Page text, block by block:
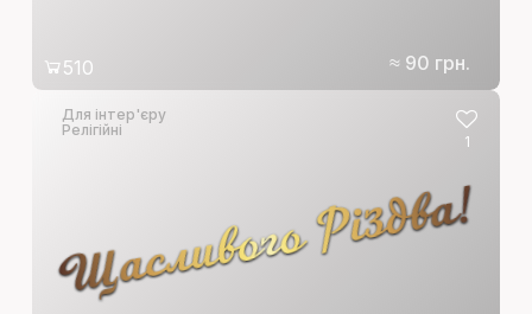
≈ 90 грн.
510
Щасливого Різдва!
Для інтер'єру
Релігійні
1